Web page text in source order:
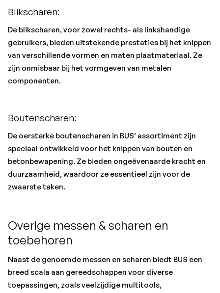
Blikscharen:
De blikscharen, voor zowel rechts- als linkshandige
gebruikers, bieden uitstekende prestaties bij het knippen
van verschillende vormen en maten plaatmateriaal. Ze
zijn onmisbaar bij het vormgeven van metalen
componenten.
Boutenscharen:
De oersterke boutenscharen in BUS’ assortiment zijn
speciaal ontwikkeld voor het knippen van bouten en
betonbewapening. Ze bieden ongeëvenaarde kracht en
duurzaamheid, waardoor ze essentieel zijn voor de
zwaarste taken.
Overige messen & scharen en
toebehoren
Naast de genoemde messen en scharen biedt BUS een
breed scala aan gereedschappen voor diverse
toepassingen, zoals veelzijdige multitools,